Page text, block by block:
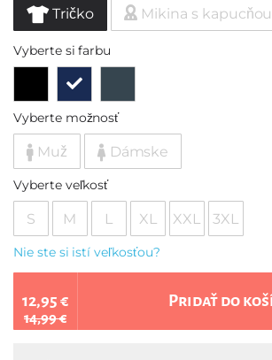
Tričko Mikina s kapucňou
Vyberte si farbu
Vyberte možnosť
Muž Dámske
Vyberte veľkosť
S M L XL XXL 3XL
Nie ste si istí veľkosťou?
12,95 €
14,99 €
Pridať do